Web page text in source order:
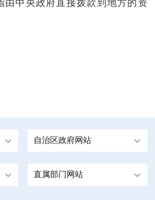
由中央政府直接拨款到地方的资
自治区政府网站
直属部门网站